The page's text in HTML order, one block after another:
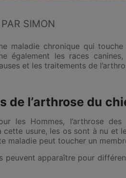
PAR SIMON
maladie chronique qui
également les races
et les traitements de
de l’arthrose du
les Hommes, l’arthrose
cette usure, les os sont à nu et
maladie peut toucher un
peuvent apparaître pour